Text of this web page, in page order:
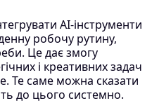
AI-інструменти
робочу рутину,
Це дає змогу
і креативних задач
Те саме можна сказати
до цього системно.